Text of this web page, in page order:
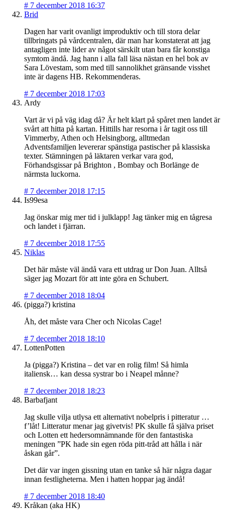
# 7 december 2018 16:37
Brid
Dagen har varit ovanligt improduktiv och till stora delar
tillbringats på vårdcentralen, där man har konstaterat att jag
antagligen inte lider av något särskilt utan bara får konstiga
symtom ändå. Jag hann i alla fall läsa nästan en hel bok av
Sara Lövestam, som med till sannolikhet gränsande visshet
inte är dagens HB. Rekommenderas.
# 7 december 2018 17:03
Ardy
Vart är vi på väg idag då? Är helt klart på spåret men landet är
svårt att hitta på kartan. Hittills har resorna i år tagit oss till
Vimmerby, Athen och Helsingborg, alltmedan
Adventsfamiljen levererar spänstiga pastischer på klassiska
texter. Stämningen på läktaren verkar vara god,
Förhandsgissar på Brighton , Bombay och Borlänge de
närmsta luckorna.
# 7 december 2018 17:15
Is99esa
Jag önskar mig mer tid i julklapp! Jag tänker mig en tågresa
och landet i fjärran.
# 7 december 2018 17:55
Niklas
Det här måste väl ändå vara ett utdrag ur Don Juan. Alltså
säger jag Mozart för att inte göra en Schubert.
# 7 december 2018 18:04
(pigga?) kristina
Åh, det måste vara Cher och Nicolas Cage!
# 7 december 2018 18:10
LottenPotten
Ja (pigga?) Kristina – det var en rolig film! Så himla
italiensk… kan dessa systrar bo i Neapel månne?
# 7 december 2018 18:23
Barbafjant
Jag skulle vilja utlysa ett alternativt nobelpris i pitteratur …
f’låt! Litteratur menar jag givetvis! PK skulle få själva priset
och Lotten ett hedersomnämnande för den fantastiska
meningen ”PK hade sin egen röda pitt-tråd att hålla i när
åskan går”.
Det där var ingen gissning utan en tanke så här några dagar
innan festligheterna. Men i hatten hoppar jag ändå!
# 7 december 2018 18:40
Kråkan (aka HK)